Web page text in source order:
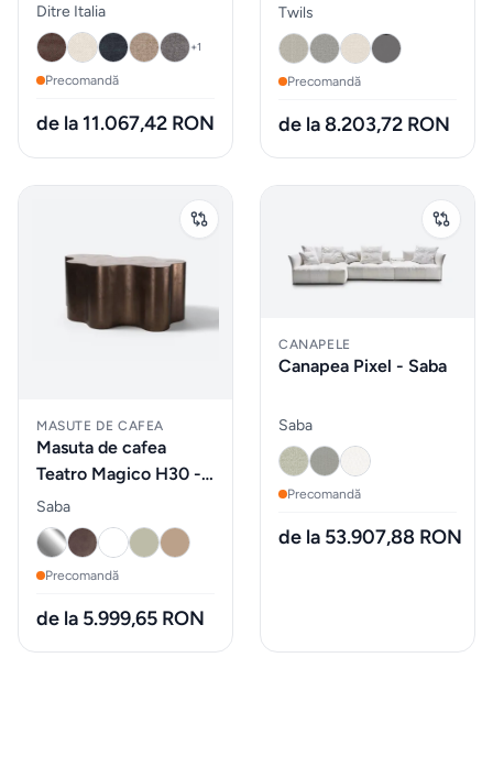
puf &
taburete
Mobilier
&
de
exterior
Iluminat
ALTELE
Piese de
schimb
accesorii
Ditre Italia
+1
Precomandă
de la 11.067,42 RON
Twils
Precomandă
de la 8.203,72 RON
MASUTE DE CAFEA
Masuta de cafea
Teatro Magico H30 -
Saba
Saba
Precomandă
de la 5.999,65 RON
CANAPELE
Canapea Pixel - Saba
Saba
Precomandă
de la 53.907,88 RON